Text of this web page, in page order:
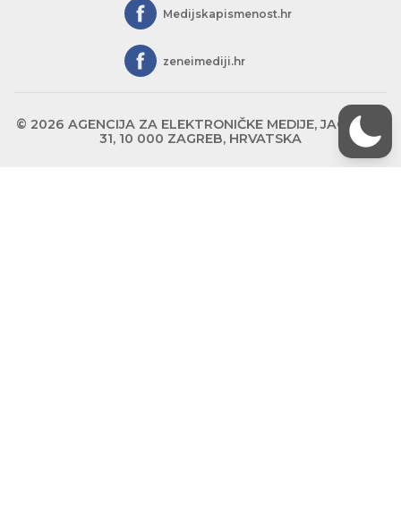
Medijskapismenost.hr
zeneimediji.hr
© 2026 AGENCIJA ZA ELEKTRONIČKE MEDIJE, JAGIĆEVA
31, 10 000 ZAGREB, HRVATSKA